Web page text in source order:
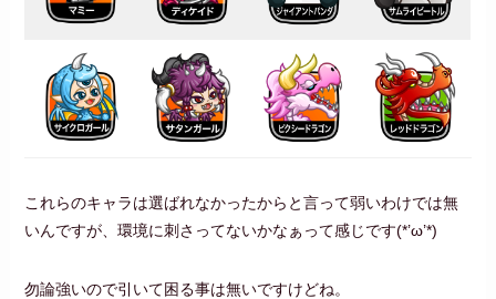
これらのキャラは選ばれなかったからと言って弱いわけでは無
いんですが、環境に刺さってないかなぁって感じです(*’ω’*)
勿論強いので引いて困る事は無いですけどね。